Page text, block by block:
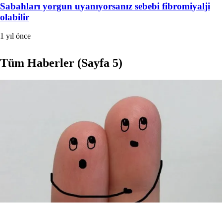
Sabahları yorgun uyanıyorsanız sebebi fibromiyalji
olabilir
1 yıl önce
Tüm Haberler (Sayfa 5)